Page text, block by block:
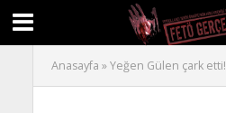
Anasayfa »Yeğen Gülen çark etti!